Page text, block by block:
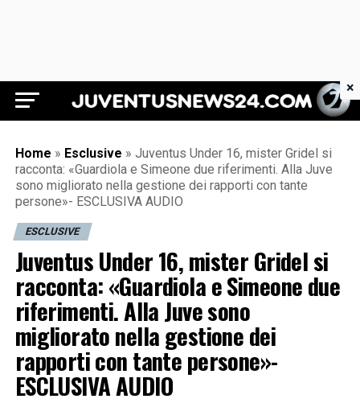
Juventus News 24
Home » Esclusive » Juventus Under 16, mister Gridel si
racconta: «Guardiola e Simeone due riferimenti. Alla Juve
sono migliorato nella gestione dei rapporti con tante
persone»- ESCLUSIVA AUDIO
ESCLUSIVE
Juventus Under 16, mister Gridel si
racconta: «Guardiola e Simeone due
riferimenti. Alla Juve sono
migliorato nella gestione dei
rapporti con tante persone»-
ESCLUSIVA AUDIO
×